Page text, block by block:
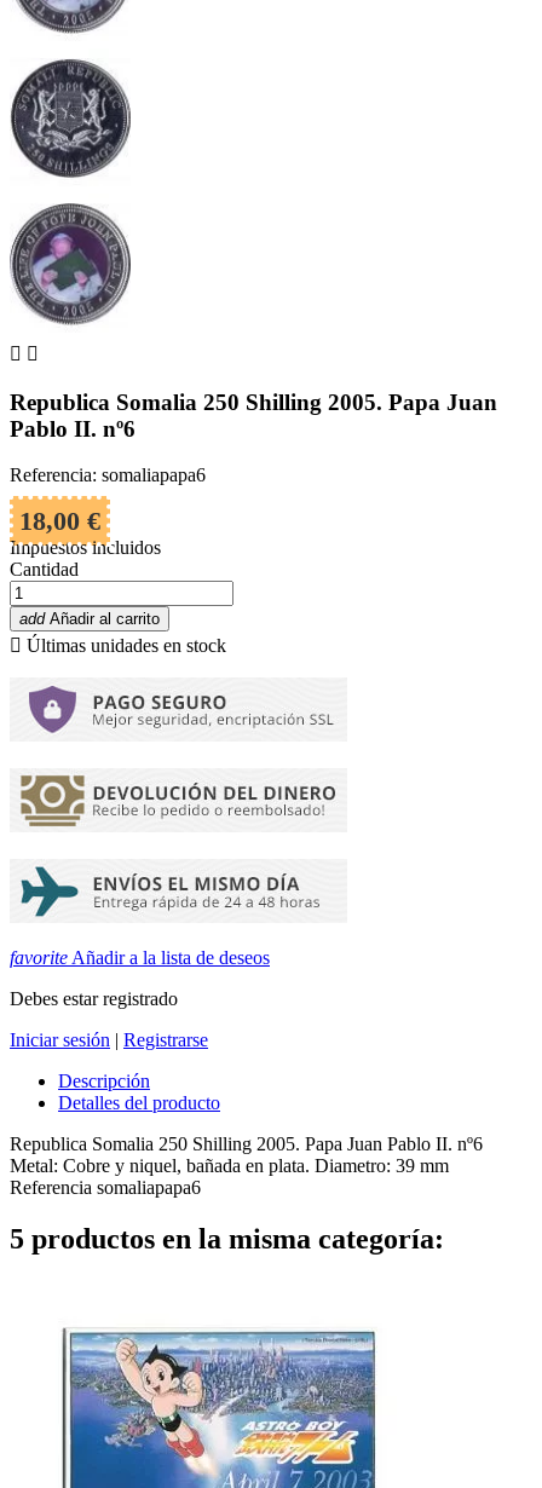
 
Republica Somalia 250 Shilling 2005. Papa Juan
Pablo II. nº6
Referencia: somaliapapa6
18,00 €
Impuestos incluidos
Cantidad
add Añadir al carrito
 Últimas unidades en stock
favorite Añadir a la lista de deseos
Debes estar registrado
Iniciar sesión | Registrarse
Descripción
Detalles del producto
Republica Somalia 250 Shilling 2005. Papa Juan Pablo II. nº6
Metal: Cobre y niquel, bañada en plata. Diametro: 39 mm
Referencia somaliapapa6
5 productos en la misma categoría: